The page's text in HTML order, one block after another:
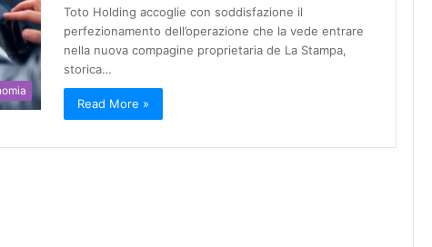
Toto Holding accoglie con soddisfazione il
perfezionamento dell’operazione che la vede entrare
nella nuova compagine proprietaria de La Stampa,
storica…
Read More »